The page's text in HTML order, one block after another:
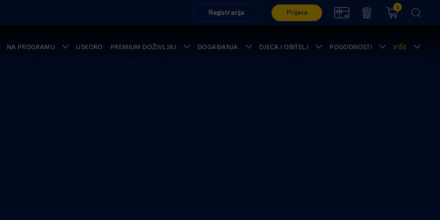
Registracija Prijava
0
NA PROGRAMU USKORO PREMIUM DOŽIVLJAJ DOGAĐANJA DJECA I OBITELJ POGODNOSTI VIŠE